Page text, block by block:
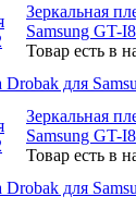
Зеркальная
Samsung GT-
Товар есть в
Drobak для
Зеркальная
Samsung GT-
Товар есть в
Drobak для